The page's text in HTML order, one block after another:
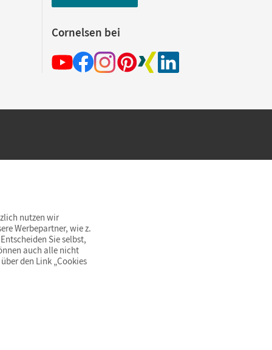
Cornelsen bei
innerhalb Deutschlands
nutzen wir
Werbepartner, wie z.
Sie selbst,
auch alle nicht
den Link „Cookies